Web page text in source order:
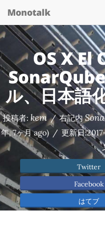
Monotalk
OS X El
ル、日本語
投稿者: kem / 右記内
年, 7ヶ月 ago) / 更新日:
Twitter
Facebook
はてブ